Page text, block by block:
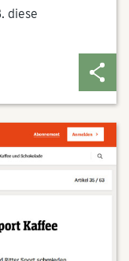
diese